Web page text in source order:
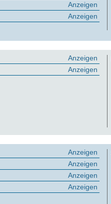
Anzeigen
Anzeigen
Anzeigen
Anzeigen
Anzeigen
Anzeigen
Anzeigen
Anzeigen